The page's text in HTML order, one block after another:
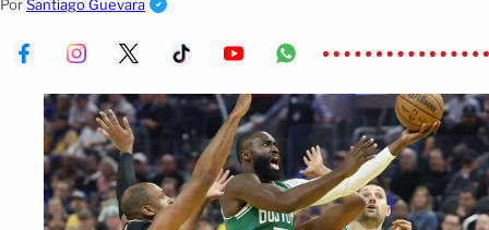
PorSantiago Guevara